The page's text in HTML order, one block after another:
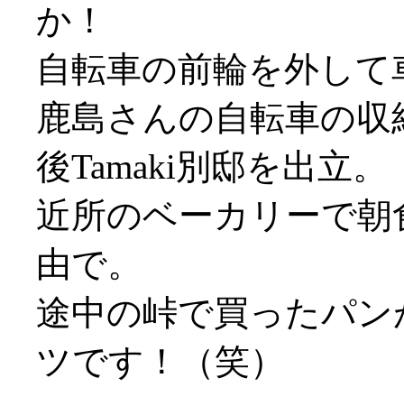
か！
自転車の前輪を外して
鹿島さんの自転車の
後Tamaki別邸を出立。
近所のベーカリーで
由で。
途中の峠で買ったパ
ツです！（笑）